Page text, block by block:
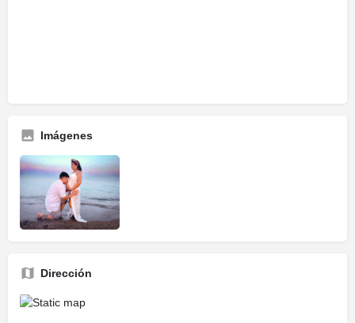
Imágenes
Dirección